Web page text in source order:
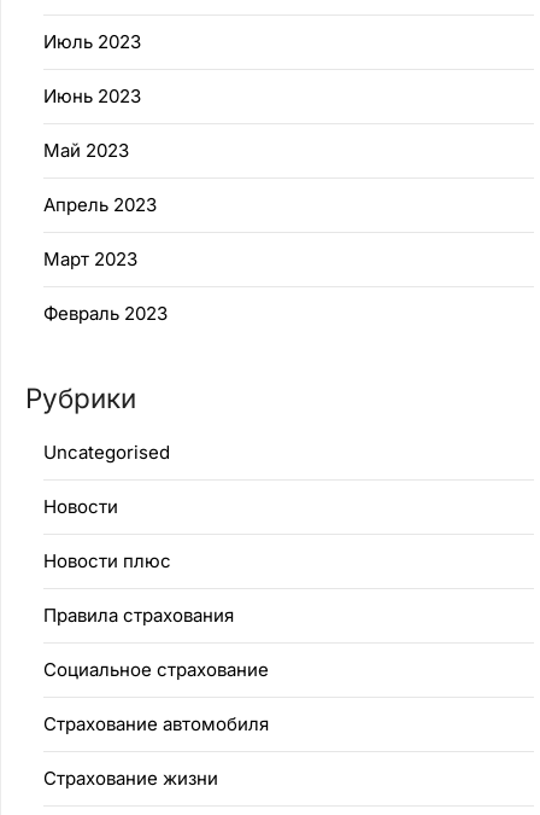
Июль 2023
Июнь 2023
Май 2023
Апрель 2023
Март 2023
Февраль 2023
Рубрики
Uncategorised
Новости
Новости плюс
Правила страхования
Социальное страхование
Страхование автомобиля
Страхование жизни